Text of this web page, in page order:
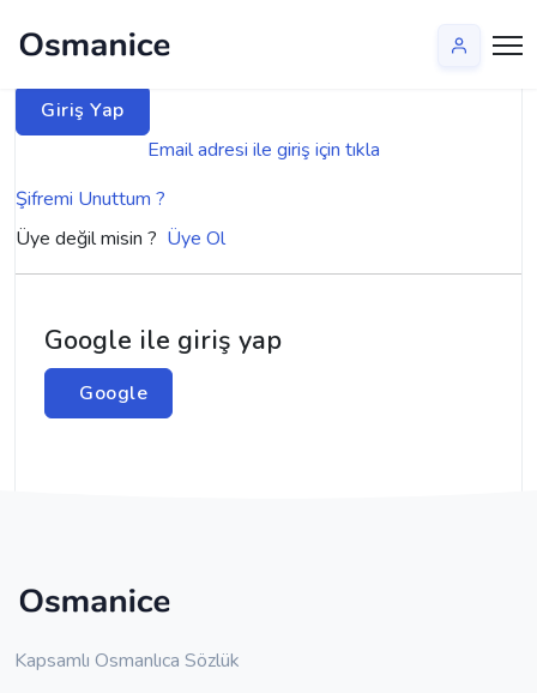
Email adresi ile giriş için tıkla
Şifremi Unuttum ?
Üye değil misin ? Üye Ol
Google ile giriş yap
Google
Kapsamlı Osmanlıca Sözlük